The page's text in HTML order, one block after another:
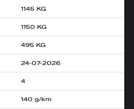
1145 KG
1150 KG
495 KG
24-07-2026
4
140 g/km